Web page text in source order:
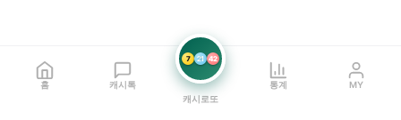
홈 캐시톡
7 21 42
캐시로또
통계 MY